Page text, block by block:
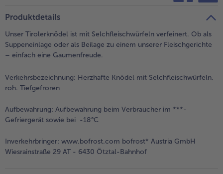
Produktdetails
Unser Tirolerknödel ist mit Selchfleischwürfeln verfeinert. Ob als
Suppeneinlage oder als Beilage zu einem unserer Fleischgerichte
– einfach eine Gaumenfreude.
Verkehrsbezeichnung: Herzhafte Knödel mit Selchfleischwürfeln,
roh. Tiefgefroren
Aufbewahrung: Aufbewahrung beim Verbraucher im ***-
Gefriergerät sowie bei -18°C
Inverkehrbringer: www.bofrost.com bofrost* Austria GmbH
Wiesrainstraße 29 AT - 6430 Ötztal-Bahnhof